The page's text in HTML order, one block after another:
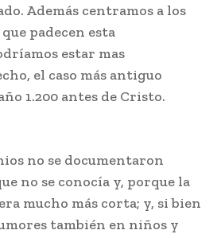
Además centramos a los
padecen esta
estar mas
el caso más antiguo
1.200 antes de Cristo.
no se documentaron
no se conocía y, porque la
mucho más corta; y, si bien
también en niños y